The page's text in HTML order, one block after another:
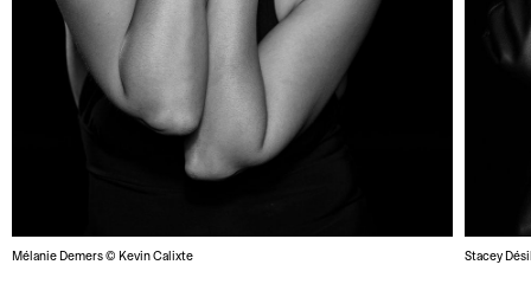
d
Mélanie Demers © Kevin Calixte Stacey